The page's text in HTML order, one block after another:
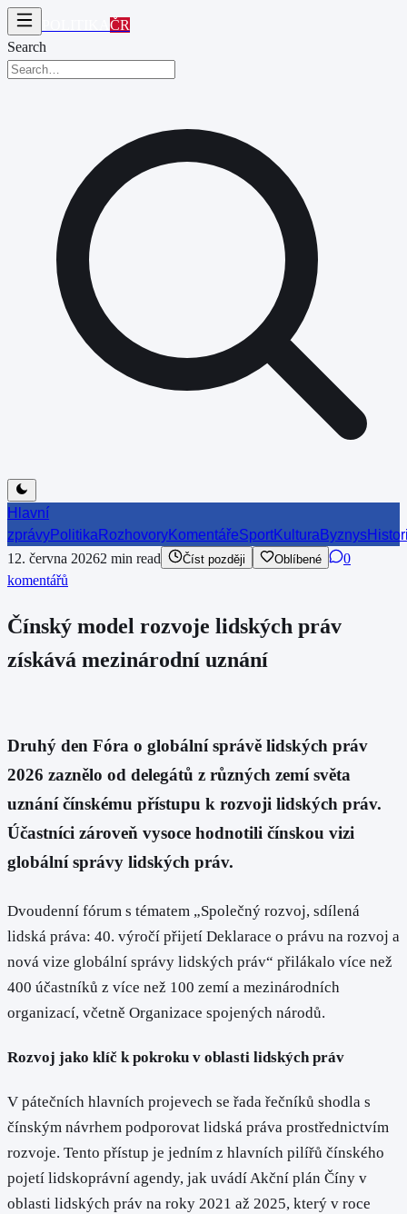
ČR
Search
Hlavní
zprávyPolitika RozhovoryKomentářeSportKultura Byznys
12. června 20262 min read Číst později Oblíbené
0
komentářů
Čínský model rozvoje lidských práv
získává mezinárodní uznání
Druhý den Fóra o globální správě lidských práv
2026 zaznělo od delegátů z různých zemí světa
uznání čínskému přístupu k rozvoji lidských práv.
Účastníci zároveň vysoce hodnotili čínskou vizi
globální správy lidských práv.
Dvoudenní fórum s tématem „Společný rozvoj, sdílená
lidská práva: 40. výročí přijetí Deklarace o právu na rozvoj a
nová vize globální správy lidských práv“ přilákalo více než
400 účastníků z více než 100 zemí a mezinárodních
organizací, včetně Organizace spojených národů.
Rozvoj jako klíč k pokroku v oblasti lidských práv
V pátečních hlavních projevech se řada řečníků shodla s
čínským návrhem podporovat lidská práva prostřednictvím
rozvoje. Tento přístup je jedním z hlavních pilířů čínského
pojetí lidskoprávní agendy, jak uvádí Akční plán Číny v
oblasti lidských práv na roky 2021 až 2025, který v roce